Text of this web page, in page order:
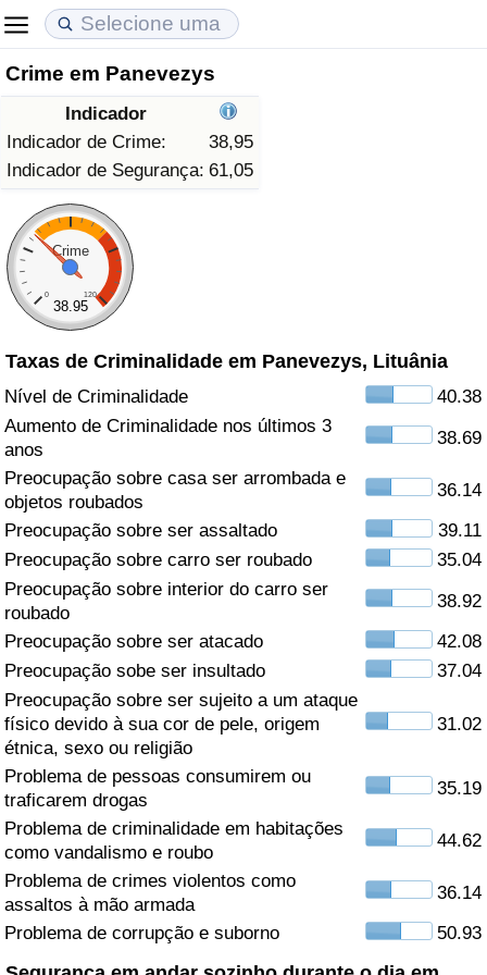
Crime em Panevezys
Indicador
Indicador de Crime:
38,95
Indicador de Segurança: 61,05
Crime
0 120
38.95
Taxas de Criminalidade em Panevezys, Lituânia
Nível de Criminalidade
40.38
Aumento de Criminalidade nos últimos 3
anos
38.69
Preocupação sobre casa ser arrombada e
objetos roubados
36.14
Preocupação sobre ser assaltado
39.11
Preocupação sobre carro ser roubado
35.04
Preocupação sobre interior do carro ser
roubado
38.92
Preocupação sobre ser atacado
42.08
Preocupação sobe ser insultado
37.04
Preocupação sobre ser sujeito a um ataque
físico devido à sua cor de pele, origem
étnica, sexo ou religião
31.02
Problema de pessoas consumirem ou
traficarem drogas
35.19
Problema de criminalidade em habitações
como vandalismo e roubo
44.62
Problema de crimes violentos como
assaltos à mão armada
36.14
Problema de corrupção e suborno
50.93
Custo de Vida
Indicador de Custo de Vida (Atual)
Indicador de Custo de Vida
Indicador de Custo de Vida Por País
em Aqaba
Preços de Imóveis
Indicador de Preços de Imóveis (Atual)
Indicador de Preços de Imóveis
Indicador de Preços de Imóveis por País
Qualidade de Vida
Indicador de Qualidade de Vida
Indicador de Qualidade de Vida (Atual)
Índice de qualidade de vida por país
Crime
Taxa do Indicador de Crime (Atual)
Indicador de Crime
Índice de criminalidade por país
Saúde
Indicador de Saúde (Atual)
Indicador de Saúde
Indicador de Saúde por País
Poluição
Indicador de Poluição (Atual)
Índice de poluição
Indicador de Poluição por País
Trânsito